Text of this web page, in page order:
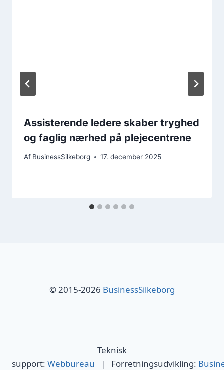
Assisterende ledere skaber tryghed
og faglig nærhed på plejecentrene
Af BusinessSilkeborg 17. december 2025
© 2015-2026 BusinessSilkeborg
Teknisk
support: Webbureau | Forretningsudvikling: